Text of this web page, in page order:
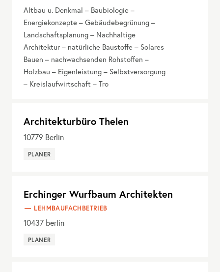
Altbau u. Denkmal – Baubiologie –
Energiekonzepte – Gebäudebegrünung –
Landschaftsplanung – Nachhaltige
Architektur – natürliche Baustoffe – Solares
Bauen – nachwachsenden Rohstoffen –
Holzbau – Eigenleistung – Selbstversorgung
– Kreislaufwirtschaft – Tro
Architekturbüro Thelen
10779 Berlin
PLANER
Erchinger Wurfbaum Architekten
LEHMBAUFACHBETRIEB
10437 berlin
PLANER